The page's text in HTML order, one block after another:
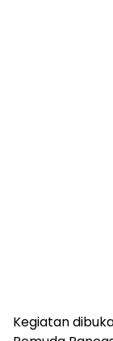
Kegiatan